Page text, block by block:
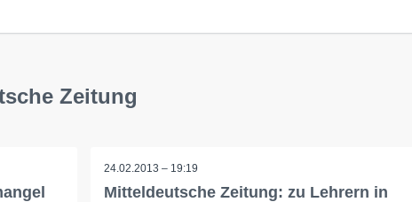
Zeitung
24.02.2013 – 19:19
Mitteldeutsche Zeitung: zu Lehrern in